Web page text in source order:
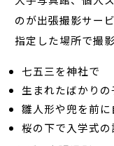
のが出張撮影サー
指定した場所で撮
七五三を神社で
生まれたばかり
雛人形や兜を前に
桜の下で入学式